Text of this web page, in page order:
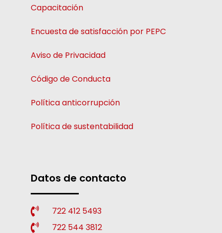
Capacitación
Encuesta de satisfacción por PEPC
Aviso de Privacidad
Código de Conducta
Política anticorrupción
Política de sustentabilidad
Datos de contacto
722 412 5493
722 544 3812